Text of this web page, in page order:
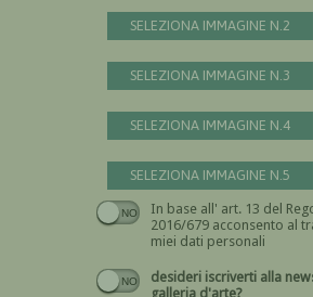
SELEZIONA IMMAGINE N.2
SELEZIONA IMMAGINE N.3
SELEZIONA IMMAGINE N.4
SELEZIONA IMMAGINE N.5
In base all' art. 13 del
2016/679 acconsento al trattamento dei
miei dati personali
desideri iscriverti alla newsletter
galleria d'arte?